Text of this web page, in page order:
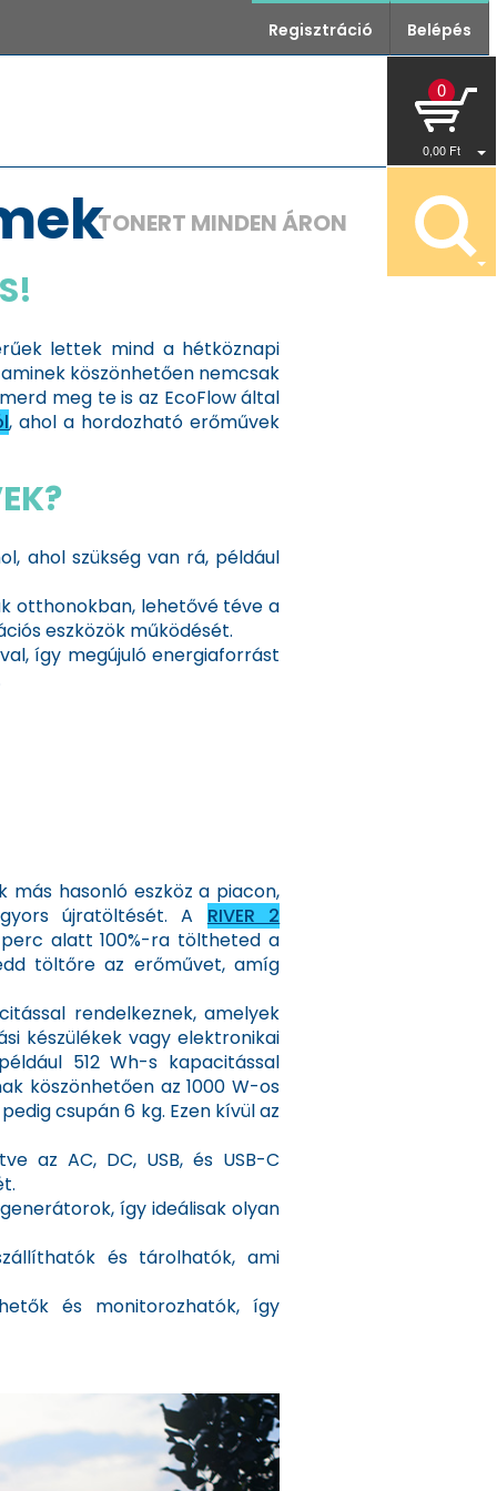
Regisztráció Belépés
0
0,00 Ft
TONERT MINDEN ÁRON
lettek mind a hétköznapi
köszönhetően nemcsak
meg te is az EcoFlow által
, ahol a hordozható erőművek
ahol szükség van rá, például
otthonokban, lehetővé téve a
eszközök működését.
így megújuló energiaforrást
más hasonló eszköz a piacon,
újratöltését. A RIVER 2
alatt 100%-ra töltheted a
töltőre az erőművet, amíg
rendelkeznek, amelyek
készülékek vagy elektronikai
512 Wh-s kapacitással
köszönhetően az 1000 W-os
csupán 6 kg. Ezen kívül az
az AC, DC, USB, és USB-C
így ideálisak olyan
és tárolhatók, ami
és monitorozhatók, így